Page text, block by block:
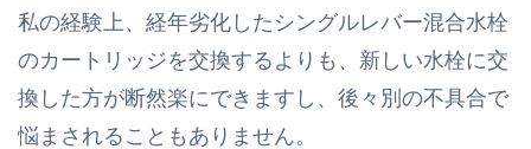
私の経験上、経年劣化したシングルレバー混合水栓
のカートリッジを交換するよりも、新しい水栓に交
換した方が断然楽にできますし、後々別の不具合で
悩まされることもありません。